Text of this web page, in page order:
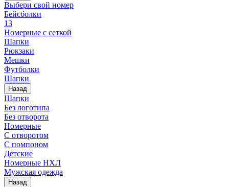
Выбери свой номер
Бейсболки
13
Номерные с сеткой
Шапки
Рюкзаки
Мешки
Футболки
Шапки
Назад
Шапки
Без логотипа
Без отворота
Номерные
С отворотом
С помпоном
Детские
Номерные НХЛ
Мужская одежда
Назад